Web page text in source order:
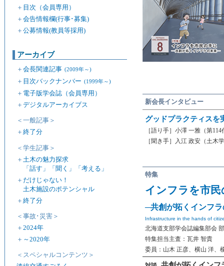
＋ 目次（会員専用）
＋ 会告情報欄(行事･募集)
＋ 公募情報(教員等採用)
アーカイブ
＋ 会長関連記事 (2009年～)
＋ 目次バックナンバー (1999年～)
＋ 電子版学会誌（会員専用）
＋ デジタルアーカイブス
＜一般記事＞
＋ 終了分
＜学生記事＞
＋ 土木の魅力探求
「話す」「聞く」「考える」
＋ だけじゃない！
土木施設のポテンシャル
＋ 終了分
＜事故･災害＞
＋ 2024年
＋ ～2020年
＜スペシャルコンテンツ＞
新会長インタビュー
グッドプラクティスを
［語り手］小澤 一雅（第
［聞き手］入江 政安（土木
特集
インフラを市民
─共創が拓くインフ
Infrastructure in the hands of
北海道支部学会誌編集部会
特集担当主査：瓦井 智貴
委員：山木 正彦、横山 洋、